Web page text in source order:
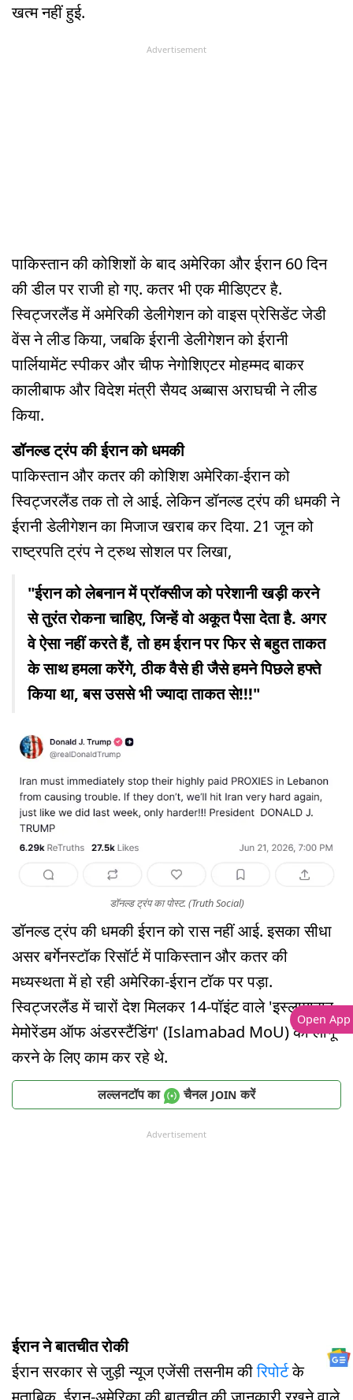
खत्म नहीं हुई.
Advertisement
पाकिस्तान की कोशिशों के बाद अमेरिका और ईरान 60 दिन
की डील पर राजी हो गए. कतर भी एक मीडिएटर है.
स्विट्जरलैंड में अमेरिकी डेलीगेशन को वाइस प्रेसिडेंट जेडी
वेंस ने लीड किया, जबकि ईरानी डेलीगेशन को ईरानी
पार्लियामेंट स्पीकर और चीफ नेगोशिएटर मोहम्मद बाकर
कालीबाफ और विदेश मंत्री सैयद अब्बास अराघची ने लीड
किया.
डॉनल्ड ट्रंप की ईरान को धमकी
पाकिस्तान और कतर की कोशिश अमेरिका-ईरान को
स्विट्जरलैंड तक तो ले आई. लेकिन डॉनल्ड ट्रंप की धमकी ने
ईरानी डेलीगेशन का मिजाज खराब कर दिया. 21 जून को
राष्ट्रपति ट्रंप ने ट्रुथ सोशल पर लिखा,
"ईरान को लेबनान में प्रॉक्सीज को परेशानी खड़ी करने
से तुरंत रोकना चाहिए, जिन्हें वो अकूत पैसा देता है. अगर
वे ऐसा नहीं करते हैं, तो हम ईरान पर फिर से बहुत ताकत
के साथ हमला करेंगे, ठीक वैसे ही जैसे हमने पिछले हफ्ते
किया था, बस उससे भी ज्यादा ताकत से!!!"
डॉनल्ड ट्रंप का पोस्ट. (Truth Social)
डॉनल्ड ट्रंप की धमकी ईरान को रास नहीं आई. इसका सीधा
असर बर्गेनस्टॉक रिसॉर्ट में पाकिस्तान और कतर की
मध्यस्थता में हो रही अमेरिका-ईरान टॉक पर पड़ा.
स्विट्जरलैंड में चारों देश मिलकर 14-पॉइंट वाले 'इस्लामाबाद
मेमोरेंडम ऑफ अंडरस्टैंडिंग' (Islamabad MoU) को लागू
करने के लिए काम कर रहे थे.
लल्लनटॉप का चैनल JOIN करें
Advertisement
ईरान ने बातचीत रोकी
ईरान सरकार से जुड़ी न्यूज एजेंसी तसनीम कीरिपोर्टके
Open App